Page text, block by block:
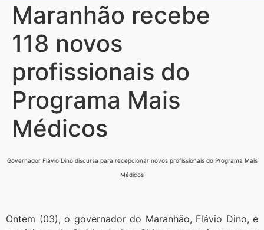
Maranhão recebe
118 novos
profissionais do
Programa Mais
Médicos
Governador Flávio Dino discursa para recepcionar novos profissionais do Programa Mais
Médicos
Ontem (03), o governador do Maranhão, Flávio Dino, e